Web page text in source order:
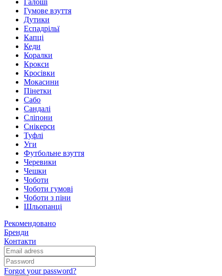
Галоші
Гумове взуття
Дутики
Еспадрільї
Капці
Кеди
Коралки
Крокси
Кросівки
Мокасини
Пінетки
Сабо
Сандалі
Сліпони
Снікерси
Туфлі
Уги
Футбольне взуття
Черевики
Чешки
Чоботи
Чоботи гумові
Чоботи з піни
Шльопанці
Рекомендовано
Бренди
Контакти
Forgot your password?